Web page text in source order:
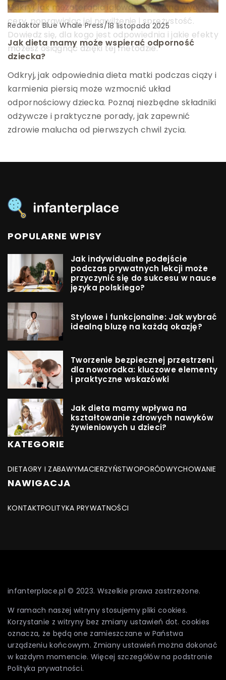
Dowiedz się, na co zwrócić uwagę przy wyborze
szkolenia oraz jakie umiejętności są kluczowe w tej
profesji. Odkryj, jak rozpocząć karierę w
stomatologii z właściwymi kwalifikacjami.
Redaktor Blue Whale Press/18 listopada 2025
Jak dieta mamy może wspierać odporność
dziecka?
Odkryj, jak odpowiednia dieta matki podczas ciąży i
karmienia piersią może wzmocnić układ
odpornościowy dziecka. Poznaj niezbędne składniki
odżywcze i praktyczne porady, jak zapewnić
zdrowie malucha od pierwszych chwil życia.
Odkryj, jak mezoterapia igłowa wpływa na wygląd
cery, poprawiając jej nawilżenie i sprężystość.
Dowiedz się, dla kogo jest odpowiednia i jakie efekty
możesz osiągnąć dzięki tej metodzie.
POPULARNE WPISY
Jak indywidualne podejście
podczas prywatnych lekcji może
przyczynić się do sukcesu w nauce
języka polskiego?
Stylowe i funkcjonalne: Jak wybrać
idealną bluzę na każdą okazję?
Tworzenie bezpiecznej przestrzeni
dla noworodka: kluczowe elementy
i praktyczne wskazówki
Jak dieta mamy wpływa na
kształtowanie zdrowych nawyków
żywieniowych u dzieci?
KATEGORIE
DIETAGRY I ZABAWYMACIERZYŃSTWOPORÓDWYCHOWANIE
NAWIGACJA
KONTAKTPOLITYKA PRYWATNOŚCI
infanterplace.pl © 2023. Wszelkie prawa zastrzeżone.
W ramach naszej witryny stosujemy pliki cookies.
Korzystanie z witryny bez zmiany ustawień dot. cookies
oznacza, że będą one zamieszczane w Państwa
urządzeniu końcowym. Zmiany ustawień można dokonać
w każdym momencie. Więcej szczegółów na podstronie
Polityka prywatności.